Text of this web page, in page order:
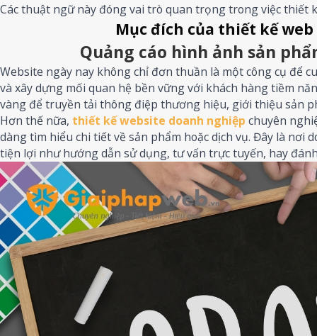
Các thuật ngữ này đóng vai trò quan trọng trong việc thiết
Mục đích của thiết kế
Quảng cáo hình ảnh sản
Website ngày nay không chỉ đơn thuần là một công cụ để
và xây dựng mối quan hệ bền vững với khách hàng tiềm
vàng để truyền tải thông điệp thương hiệu, giới thiệu sản
Hơn thế nữa, thiết kế website doanh nghiệp chuyên
dàng tìm hiểu chi tiết về sản phẩm hoặc dịch vụ. Đây là
tiện lợi như hướng dẫn sử dụng, tư vấn trực tuyến, hay